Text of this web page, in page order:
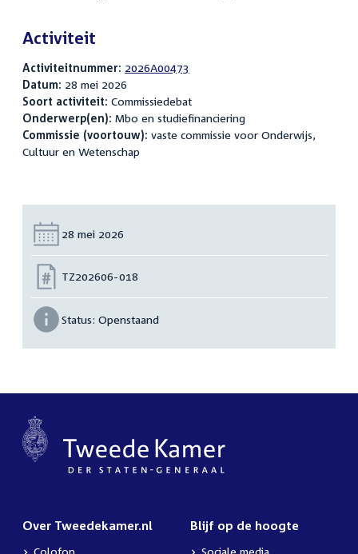
Activiteit
Activiteitnummer: 2026A00473
Datum: 28 mei 2026
Soort activiteit: Commissiedebat
Onderwerp(en): Mbo en studiefinanciering
Commissie (voortouw): vaste commissie voor Onderwijs,
Cultuur en Wetenschap
Datum:
28 mei 2026
Nummer:
TZ202606-018
Status: Openstaand
Over Tweedekamer.nl Blijf op de hoogte